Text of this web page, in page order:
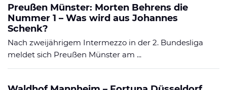
Preußen Münster: Morten Behrens die
Nummer 1 – Was wird aus Johannes
Schenk?
Nach zweijährigem Intermezzo in der 2. Bundesliga
meldet sich Preußen Münster am ...